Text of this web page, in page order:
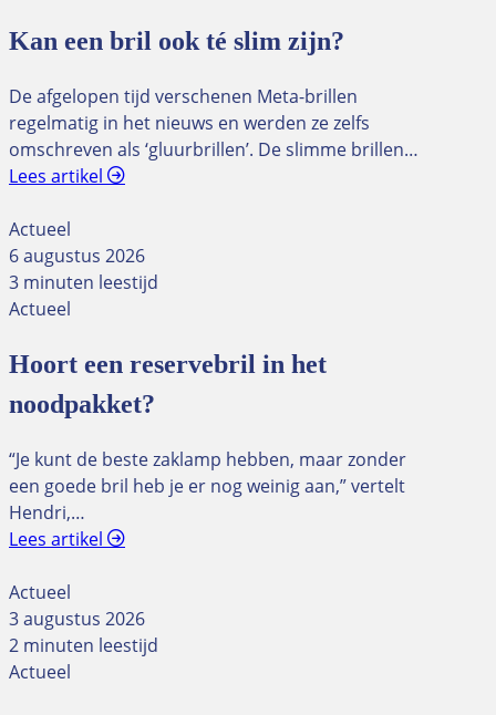
Kan een bril ook té slim zijn?
De afgelopen tijd verschenen Meta-brillen
regelmatig in het nieuws en werden ze zelfs
omschreven als ‘gluurbrillen’. De slimme brillen…
Lees artikel
Actueel
6 augustus 2026
3 minuten leestijd
Actueel
Hoort een reservebril in het
noodpakket?
“Je kunt de beste zaklamp hebben, maar zonder
een goede bril heb je er nog weinig aan,” vertelt
Hendri,…
Lees artikel
Actueel
3 augustus 2026
2 minuten leestijd
Actueel